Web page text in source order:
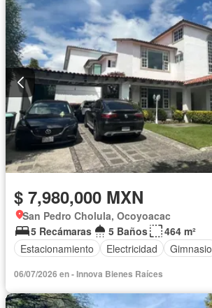
$ 7,980,000 MXN
San Pedro Cholula, Ocoyoacac
5 Recámaras
5 Baños
464 m²
Estacionamiento
Electricidad Gimnasio
06/07/2026 en - Innova Bienes Raíces